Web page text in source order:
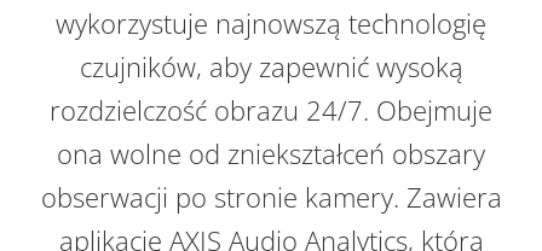
wykorzystuje najnowszą technologię
czujników, aby zapewnić wysoką
rozdzielczość obrazu 24/7. Obejmuje
ona wolne od zniekształceń obszary
obserwacji po stronie kamery. Zawiera
aplikację AXIS Audio Analytics, która